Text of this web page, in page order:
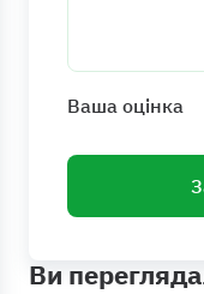
Ваша оцінка
Ви